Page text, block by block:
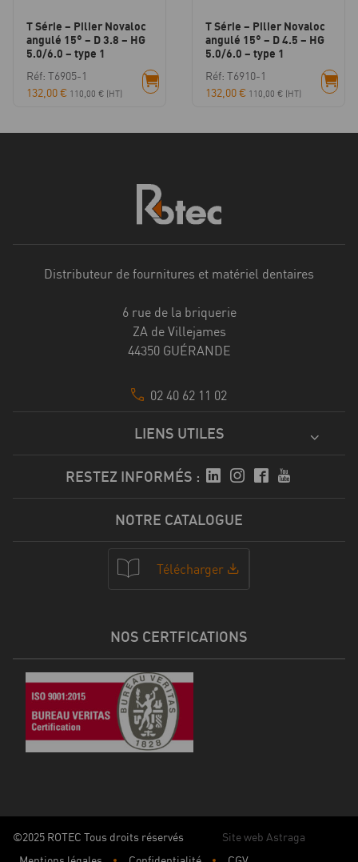
T Série – Pilier Novaloc
angulé 15° – D 3.8 – HG
5.0/6.0 – type 1
Réf: T6905-1
132,00€ 110,00 € (HT)
T Série – Pilier Novaloc
angulé 15° – D 4.5 – HG
5.0/6.0 – type 1
Réf: T6910-1
132,00€ 110,00 € (HT)
Distributeur de fournitures et matériel dentaires
6 rue de la briquerie
ZA de Villejames
44350 GUÉRANDE
02 40 62 11 02
LIENS UTILES
RESTEZ INFORMÉS :
NOTRE CATALOGUE
Télécharger
NOS CERTFICATIONS
©2025 ROTEC Tous droits réservés
Site web Astraga